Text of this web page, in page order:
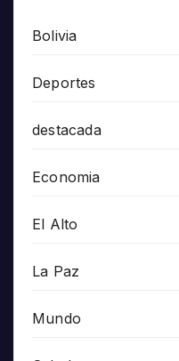
Bolivia
Deportes
destacada
Economia
El Alto
La Paz
Mundo